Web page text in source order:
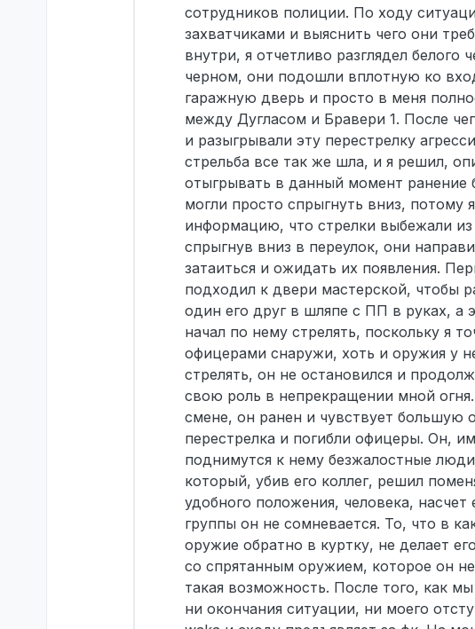
сотрудников полиции. По ходу
захватчиками и выяснить чего они
внутри, я отчетливо разглядел
черном, они подошли вплотную ко
гаражную дверь и просто в меня
между Дугласом и Бравери 1. После
и разыгрывали эту перестрелку
стрельба все так же шла, и я решил,
отыгрывать в данный момент ранение
могли просто спрыгнуть вниз, потому
информацию, что стрелки выбежали
спрыгнув вниз в переулок, они
затаиться и ожидать их появления.
подходил к двери мастерской, чтобы
один его друг в шляпе с ПП в руках, а
начал по нему стрелять, поскольку я
офицерами снаружи, хоть и оружия у
стрелять, он не остановился и
свою роль в непрекращении мной
смене, он ранен и чувствует большую
перестрелка и погибли офицеры. Он,
поднимутся к нему безжалостные
который, убив его коллег, решил
удобного положения, человека,
группы он не сомневается. То, что в
оружие обратно в куртку, не делает
со спрятанным оружием, которое он не
такая возможность. После того, как
ни окончания ситуации, ни моего